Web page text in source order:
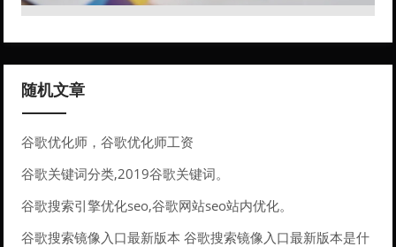
随机文章
谷歌优化师，谷歌优化师工资
谷歌关键词分类,2019谷歌关键词。
谷歌搜索引擎优化seo,谷歌网站seo站内优化。
谷歌搜索镜像入口最新版本 谷歌搜索镜像入口最新版本是什